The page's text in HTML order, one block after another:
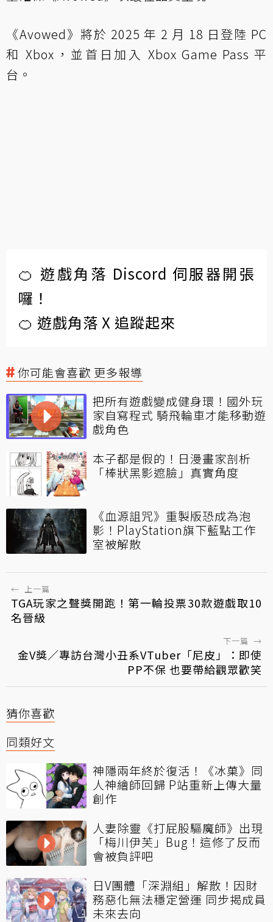
《Avowed》將於 2025 年 2 月 18 日登陸 PC
和 Xbox，並首日加入 Xbox Game Pass 平
台。
🍊 遊戲角落 Discord 伺服器開張
囉！
🍊 遊戲角落 X 追蹤起來
你可能會喜歡 更多報導
把所有遊戲變成健身環！國外玩
家自寫程式 騎飛輪車才能移動遊
戲角色
本子都是假的！日漫畫家剖析
「棒狀黑影遮臉」真實角度
《血源詛咒》重製版恐成為泡
影！PlayStation旗下藍點工作
室被解散
← 上一篇
TGA玩家之聲獎開跑！第一輪投票30款遊戲取10
名晉級
下一篇 →
金V獎／專訪台灣小丑系VTuber「尼皮」：即使
PP不保 也要帶給觀眾歡笑
猜你喜歡
同類好文
神隱兩年終於復活！《冰菓》同
人神繪師回歸 P站重新上傳大量
創作
人妻除靈《打屁股驅魔師》出現
「梅川伊芙」Bug！這修了反而
會被負評吧
日V團體「深淵組」解散！因財
務惡化無法穩定營運 同步揭成員
未來去向